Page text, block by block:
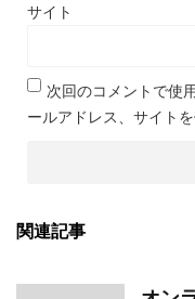
サイト
次回のコメントで使
ールアドレス、サイトを
関連記事